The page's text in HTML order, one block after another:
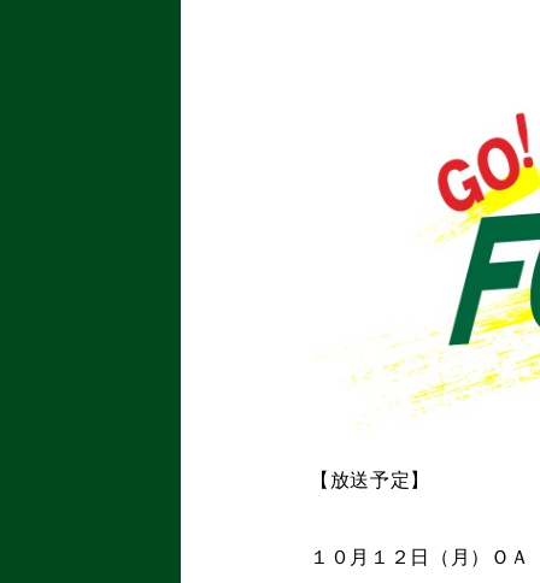
【放送予定】
１０月１２日（月）Ｏ